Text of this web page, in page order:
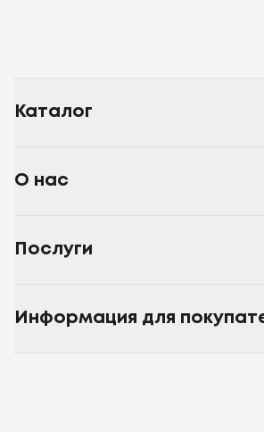
Каталог
О нас
Послуги
Информация для